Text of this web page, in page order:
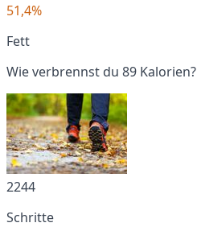
51,4%
Fett
Wie verbrennst du 89 Kalorien?
2244
Schritte